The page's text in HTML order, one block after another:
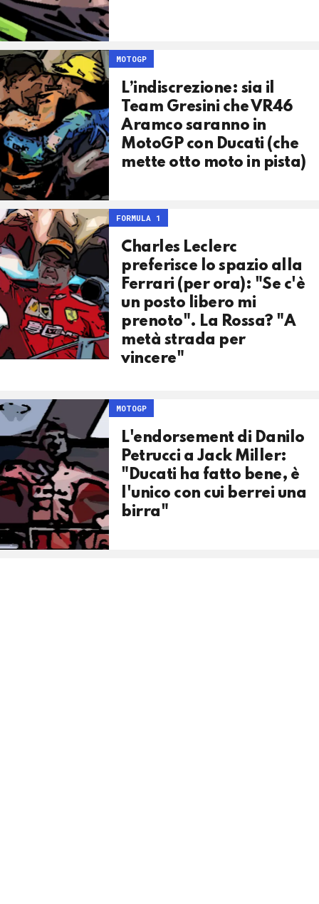
MOTOGP
L’indiscrezione: sia il
Team Gresini che VR46
Aramco saranno in
MotoGP con Ducati (che
mette otto moto in pista)
FORMULA 1
Charles Leclerc
preferisce lo spazio alla
Ferrari (per ora): "Se c'è
un posto libero mi
prenoto". La Rossa? "A
metà strada per
vincere"
MOTOGP
L'endorsement di Danilo
Petrucci a Jack Miller:
"Ducati ha fatto bene, è
l'unico con cui berrei una
birra"